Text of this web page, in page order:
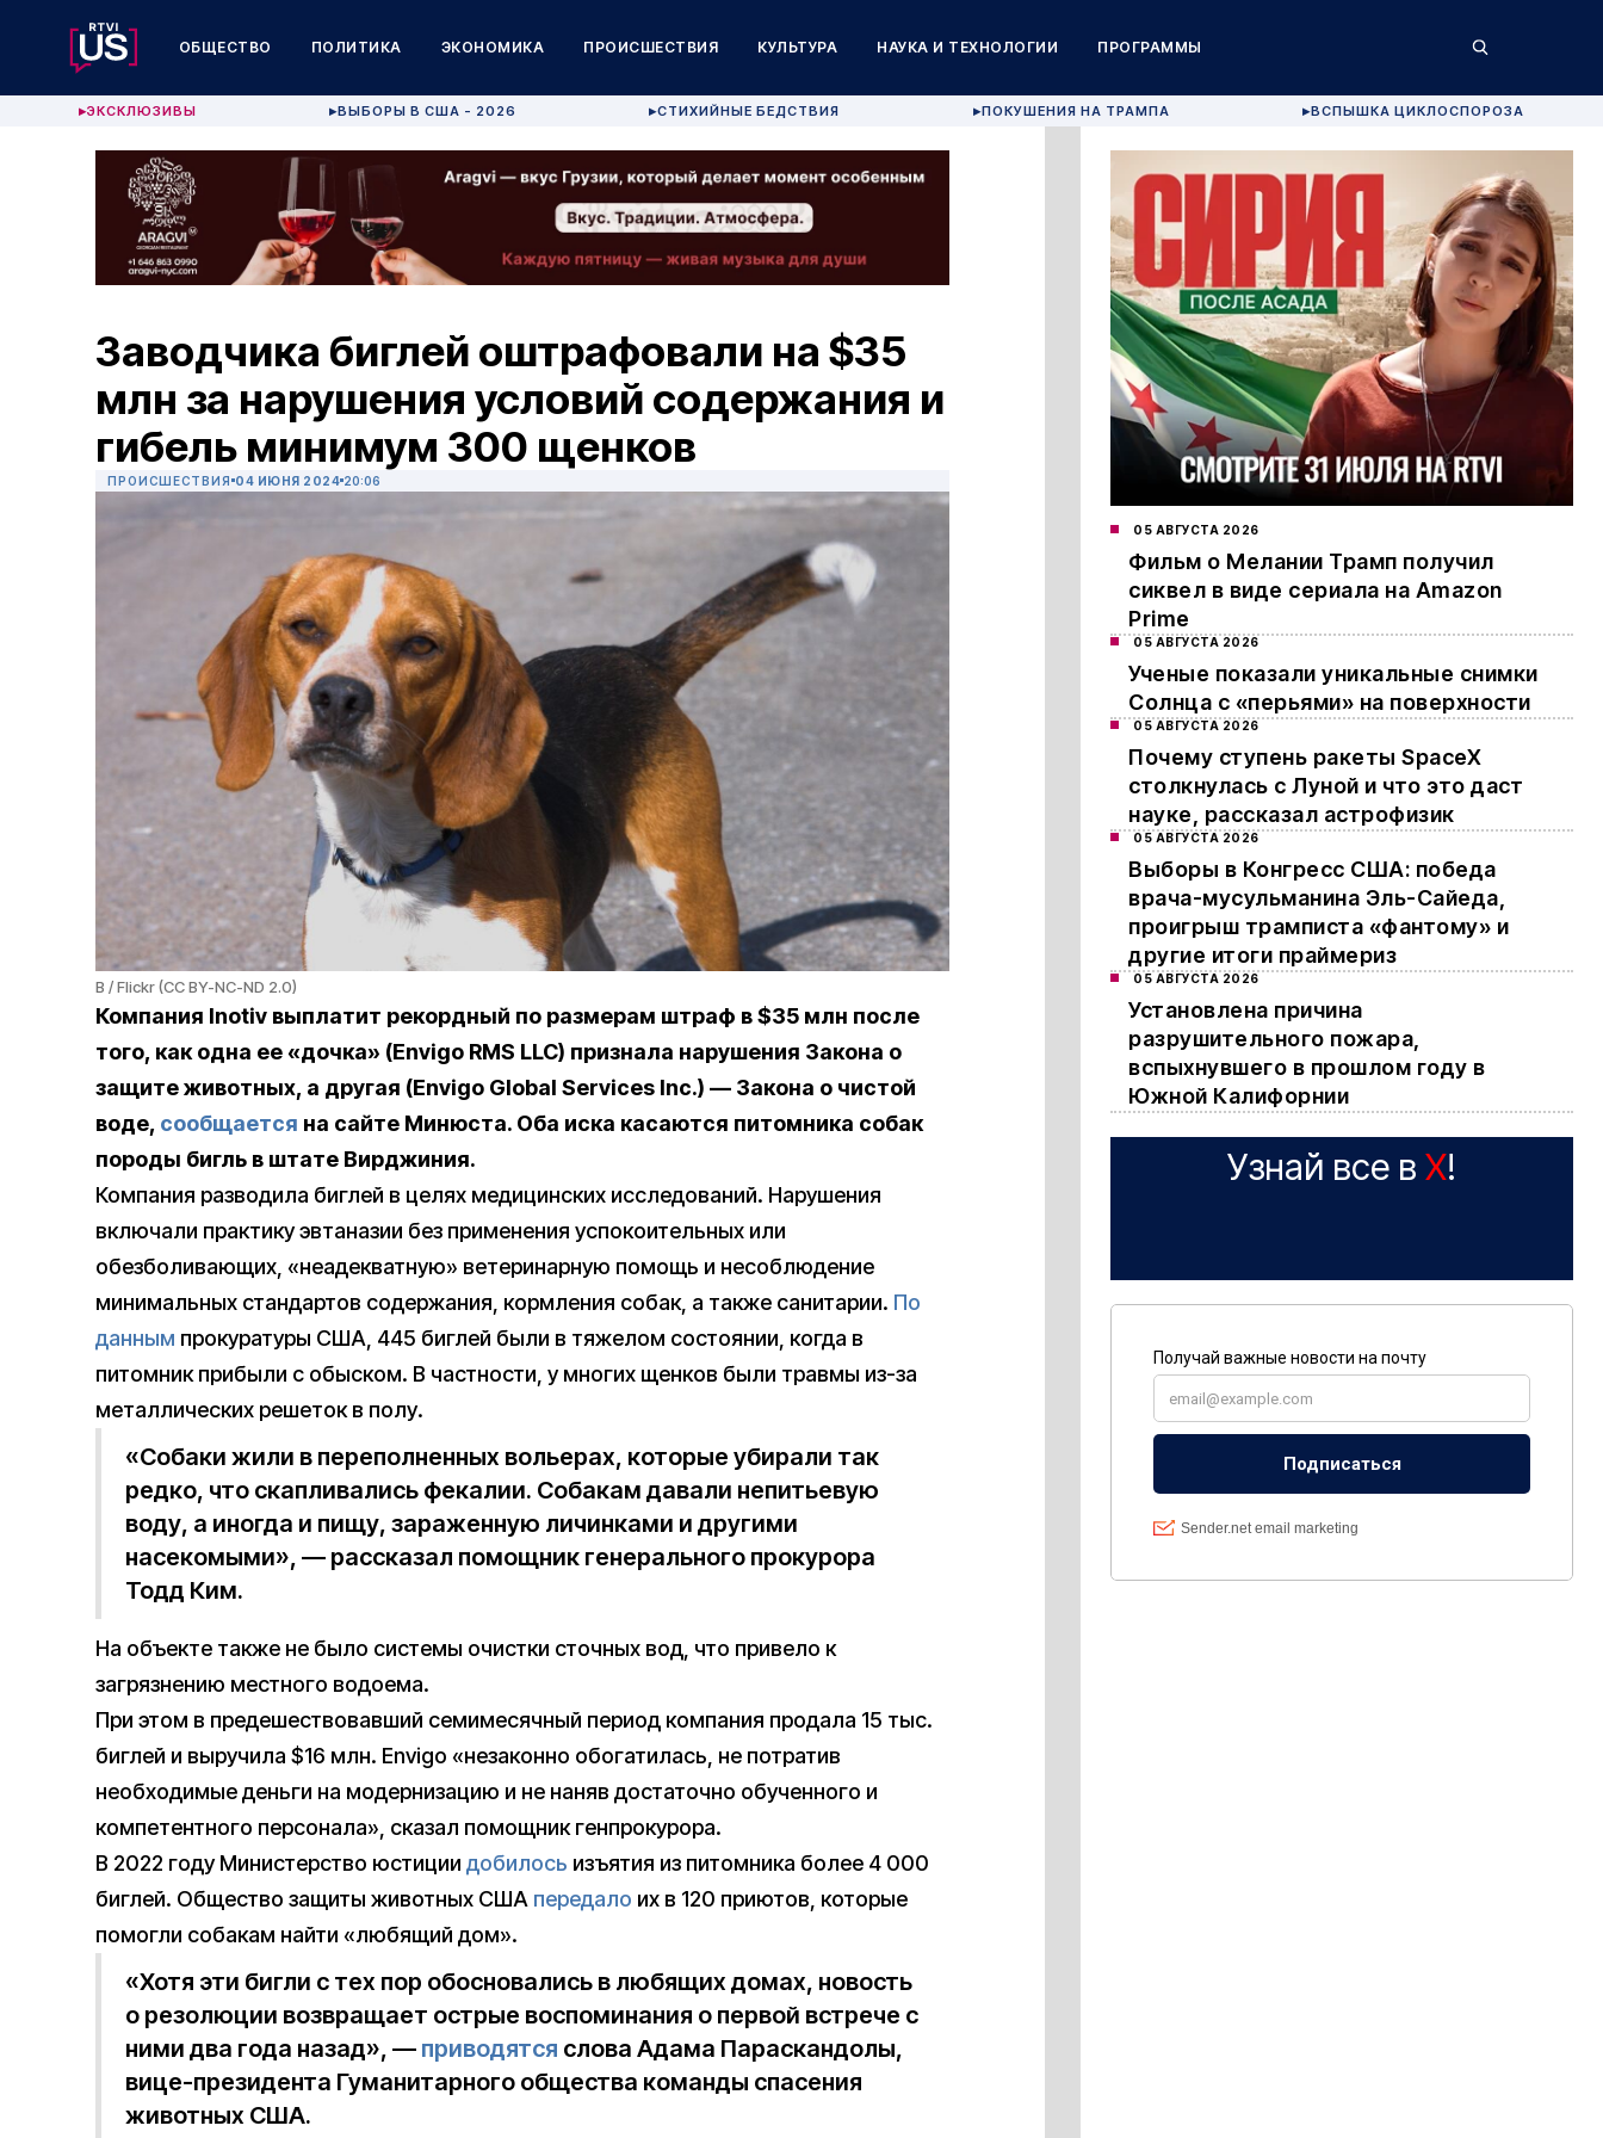
ОБЩЕСТВО ПОЛИТИКА ЭКОНОМИКА ПРОИСШЕСТВИЯ КУЛЬТУРА НАУКА И ТЕХНОЛОГИИ ПРОГРАММЫ
▶ЭКСКЛЮЗИВЫ ▶ВЫБОРЫ В США - 2026 ▶СТИХИЙНЫЕ БЕДСТВИЯ ▶ПОКУШЕНИЯ НА ТРАМПА ▶ВСПЫШКА ЦИКЛОСПОРОЗА
Заводчика биглей оштрафовали на $35
млн за нарушения условий содержания и
гибель минимум 300 щенков
ПРОИСШЕСТВИЯ 04 ИЮНЯ 2024 20:06
B / Flickr (CC BY-NC-ND 2.0)
Компания Inotiv выплатит рекордный по размерам штраф в $35 млн после
того, как одна ее «дочка» (Envigo RMS LLC) признала нарушения Закона о
защите животных, а другая (Envigo Global Services Inc.) — Закона о чистой
воде, сообщается на сайте Минюста. Оба иска касаются питомника собак
породы бигль в штате Вирджиния.
Компания разводила биглей в целях медицинских исследований. Нарушения
включали практику эвтаназии без применения успокоительных или
обезболивающих, «неадекватную» ветеринарную помощь и несоблюдение
минимальных стандартов содержания, кормления собак, а также санитарии. По
данным прокуратуры США, 445 биглей были в тяжелом состоянии, когда в
питомник прибыли с обыском. В частности, у многих щенков были травмы из-за
металлических решеток в полу.
«Собаки жили в переполненных вольерах, которые убирали так
редко, что скапливались фекалии. Собакам давали непитьевую
воду, а иногда и пищу, зараженную личинками и другими
насекомыми», — рассказал помощник генерального прокурора
Тодд Ким.
На объекте также не было системы ​​очистки сточных вод, что привело к
загрязнению местного водоема.
При этом в предешествовавший семимесячный период компания продала 15 тыс.
биглей и выручила $16 млн. Envigo «незаконно обогатилась, не потратив
необходимые деньги на модернизацию и не наняв достаточно обученного и
компетентного персонала», сказал помощник генпрокурора.
В 2022 году Министерство юстиции добилось изъятия из питомника более 4 000
биглей. Общество защиты животных США передало их в 120 приютов, которые
помогли собакам найти «любящий дом».
«Хотя эти бигли с тех пор обосновались в любящих домах, новость
о резолюции возвращает острые воспоминания о первой встрече с
ними два года назад», — приводятся слова Адама Параскандолы,
вице-президента Гуманитарного общества команды спасения
животных США.
05 АВГУСТА 2026
Фильм о Мелании Трамп получил
сиквел в виде сериала на Amazon
Prime
05 АВГУСТА 2026
Ученые показали уникальные снимки
Солнца с «перьями» на поверхности
05 АВГУСТА 2026
Почему ступень ракеты SpaceX
столкнулась с Луной и что это даст
науке, рассказал астрофизик
05 АВГУСТА 2026
Выборы в Конгресс США: победа
врача-мусульманина Эль-Сайеда,
проигрыш трамписта «фантому» и
другие итоги праймериз
05 АВГУСТА 2026
Установлена причина
разрушительного пожара,
вспыхнувшего в прошлом году в
Южной Калифорнии
Узнай все в X!